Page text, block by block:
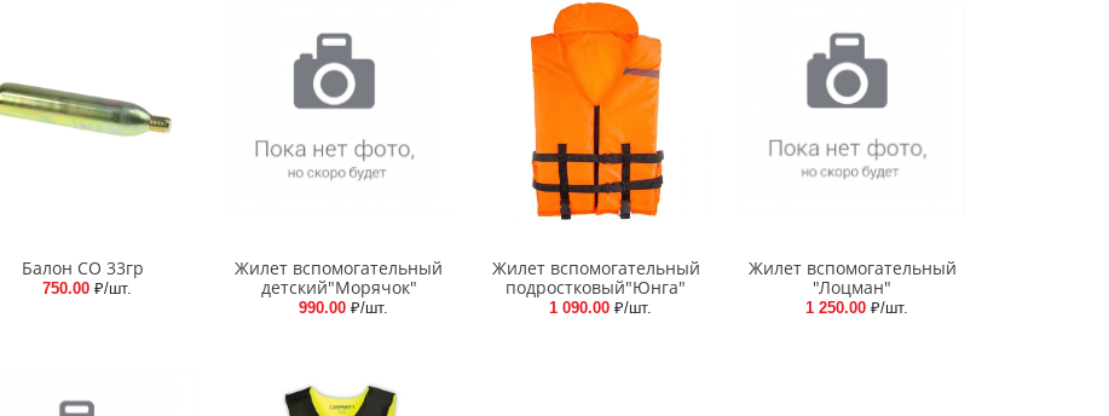
Балон CO 33гр
750.00₽/шт.
Жилет вспомогательный
детский"Морячок"
990.00₽/шт.
Жилет вспомогательный
подростковый"Юнга"
1 090.00₽/шт.
Жилет вспомогательный
"Лоцман"
1 250.00₽/шт.